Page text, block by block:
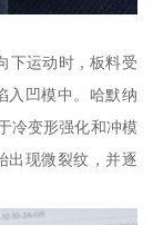
下运动时，板料受
入凹模中。哈默纳
冷变形强化和冲模
出现微裂纹，并逐